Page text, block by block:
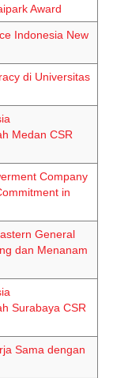
Award
Indonesia New
di Universitas
Medan CSR
Company
in
General
dan Menanam
Surabaya CSR
Sama dengan